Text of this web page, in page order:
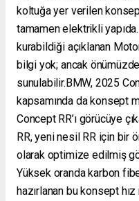
koltuğa yer verilen
tamamen elektrikli
kurabildiği açıklanan
bilgi yok; ancak
sunulabilir.BMW, 2025
kapsamında da konsept
Concept RR’ı görücüye
RR, yeni nesil RR için bir
olarak optimize edilmiş
Yüksek oranda karbon
hazırlanan bu konsept